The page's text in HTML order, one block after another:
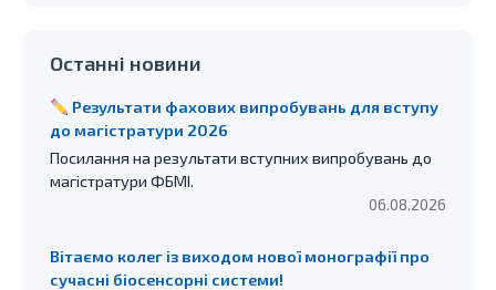
Останні новини
Результати фахових випробувань для вступу
до магістратури 2026
Посилання на результати вступних випробувань до
магістратури ФБМІ.
06.08.2026
Вітаємо колег із виходом нової монографії про
сучасні біосенсорні системи!